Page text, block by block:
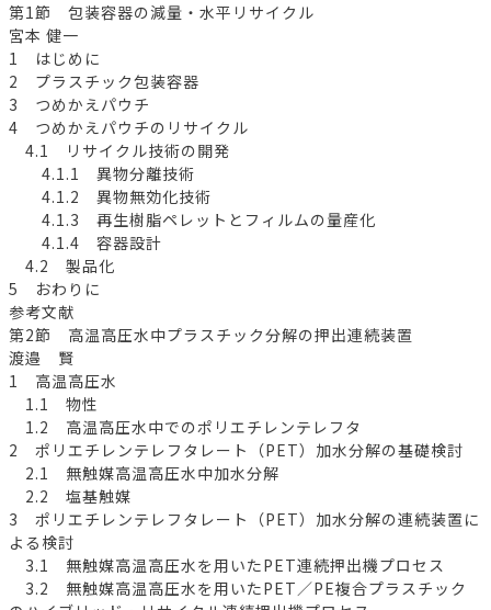
第1節 包装容器の減量・水平リサイクル
宮本 健一
1 はじめに
2 プラスチック包装容器
3 つめかえパウチ
4 つめかえパウチのリサイクル
4.1 リサイクル技術の開発
4.1.1 異物分離技術
4.1.2 異物無効化技術
4.1.3 再生樹脂ペレットとフィルムの量産化
4.1.4 容器設計
4.2 製品化
5 おわりに
参考文献
第2節 高温高圧水中プラスチック分解の押出連続装置
渡邉 賢
1 高温高圧水
1.1 物性
1.2 高温高圧水中でのポリエチレンテレフタ
2 ポリエチレンテレフタレート（PET）加水分解の基礎検討
2.1 無触媒高温高圧水中加水分解
2.2 塩基触媒
3 ポリエチレンテレフタレート（PET）加水分解の連続装置に
よる検討
3.1 無触媒高温高圧水を用いたPET連続押出機プロセス
3.2 無触媒高温高圧水を用いたPET／PE複合プラスチック